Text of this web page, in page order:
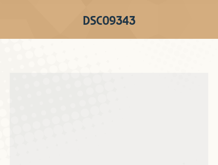
DSC09343